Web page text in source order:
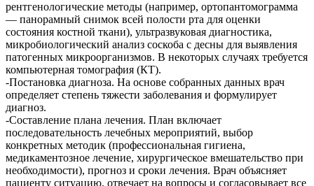
рентгенологические методы (например, ортопантомограмма
— панорамный снимок всей полости рта для оценки
состояния костной ткани), ультразвуковая диагностика,
микробиологический анализ соскоба с десны для выявления
патогенных микроорганизмов. В некоторых случаях требуется
компьютерная томография (КТ).
-Постановка диагноза. На основе собранных данных врач
определяет степень тяжести заболевания и формулирует
диагноз.
-Составление плана лечения. План включает
последовательность лечебных мероприятий, выбор
конкретных методик (профессиональная гигиена,
медикаментозное лечение, хирургическое вмешательство при
необходимости), прогноз и сроки лечения. Врач объясняет
пациенту ситуацию, отвечает на вопросы и согласовывает все